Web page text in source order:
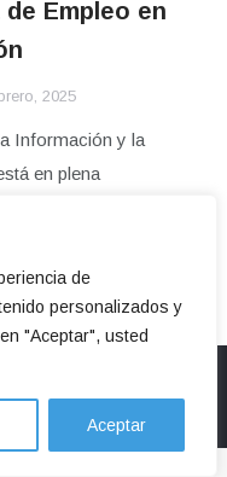
de
personalizados y
"Aceptar", usted
Aceptar
Empleo en
2025
Información y la
en plena